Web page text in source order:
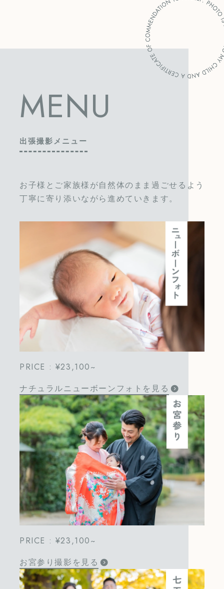
MENU
出張撮影メニュー
お子様とご家族様が自然体のまま過ごせるよう
丁寧に寄り添いながら進めていきます。
PRICE : ¥23,100~
ナチュラルニューボーンフォトを見る
PRICE : ¥23,100~
お宮参り撮影を見る